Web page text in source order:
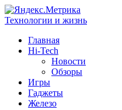
Технологии и жизнь
Главная
Hi-Tech
Новости
Обзоры
Игры
Гаджеты
Железо